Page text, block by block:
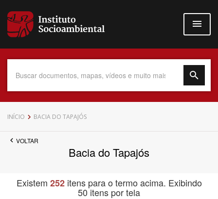
para
conteúdo
Data do Documento
INÍCIO BACIA DO TAPAJÓS
VOLTAR
Bacia do Tapajós
Existem 252itens para o termo acima. Exibindo
50 itens por tela